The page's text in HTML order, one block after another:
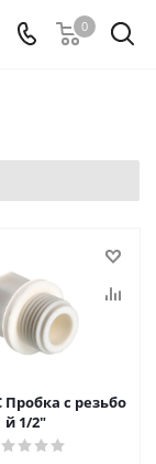
0
Пробка с резьбо
й 1/2"